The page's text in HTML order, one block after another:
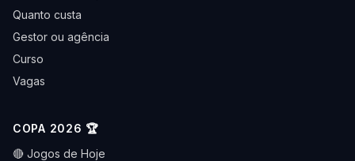
Quanto custa
Gestor ou agência
Curso
Vagas
COPA 2026 🏆
🔴 Jogos de Hoje